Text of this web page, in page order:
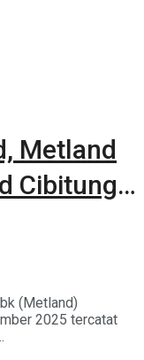
Metland
Cibitung
(Metland)
2025 tercatat